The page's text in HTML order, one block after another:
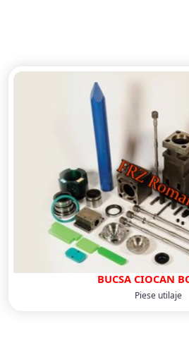
BUCSA CIOCAN
Piese utilaje